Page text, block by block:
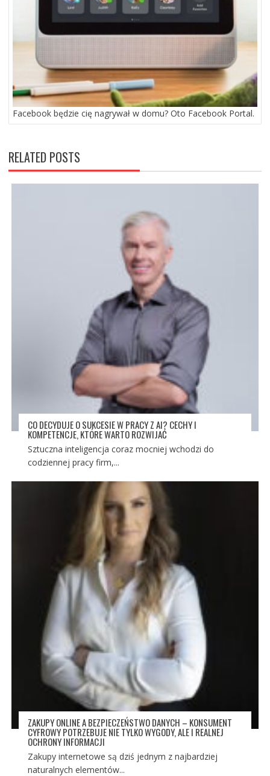
Facebook będzie cię nagrywał w domu? Oto Facebook Portal.
RELATED POSTS
CO DECYDUJE O SUKCESIE W PRACY Z AI? CECHY I
KOMPETENCJE, KTÓRE WARTO ROZWIJAĆ
Sztuczna inteligencja coraz mocniej wchodzi do
codziennej pracy firm,...
ZAKUPY ONLINE A BEZPIECZEŃSTWO DANYCH – KONSUMENT
CYFROWY POTRZEBUJE NIE TYLKO WYGODY, ALE I REALNEJ
OCHRONY INFORMACJI
Zakupy internetowe są dziś jednym z najbardziej
naturalnych elementów...